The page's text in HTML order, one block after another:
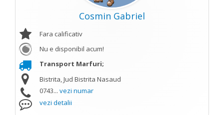
Cosmin Gabriel
Fara calificativ
Nu e disponibil acum!
Transport Marfuri;
Bistrita, Jud Bistrita Nasaud
0743... vezi numar
vezi detalii